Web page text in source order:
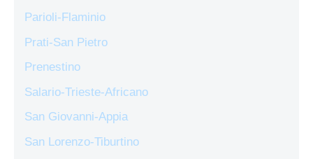
Parioli-Flaminio
Prati-San Pietro
Prenestino
Salario-Trieste-Africano
San Giovanni-Appia
San Lorenzo-Tiburtino